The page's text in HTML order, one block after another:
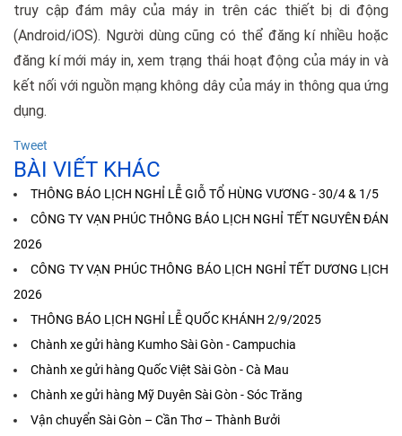
truy cập đám mây của máy in trên các thiết bị di động
(Android/iOS). Người dùng cũng có thể đăng kí nhiều hoặc
đăng kí mới máy in, xem trạng thái hoạt động của máy in và
kết nối với nguồn mạng không dây của máy in thông qua ứng
dụng.
Tweet
BÀI VIẾT KHÁC
THÔNG BÁO LỊCH NGHỈ LỄ GIỖ TỔ HÙNG VƯƠNG - 30/4 & 1/5
CÔNG TY VẠN PHÚC THÔNG BÁO LỊCH NGHỈ TẾT NGUYÊN ĐÁN
2026
CÔNG TY VẠN PHÚC THÔNG BÁO LỊCH NGHỈ TẾT DƯƠNG LỊCH
2026
THÔNG BÁO LỊCH NGHỈ LỄ QUỐC KHÁNH 2/9/2025
Chành xe gửi hàng Kumho Sài Gòn - Campuchia
Chành xe gửi hàng Quốc Việt Sài Gòn - Cà Mau
Chành xe gửi hàng Mỹ Duyên Sài Gòn - Sóc Trăng
Vận chuyển Sài Gòn – Cần Thơ – Thành Bưởi